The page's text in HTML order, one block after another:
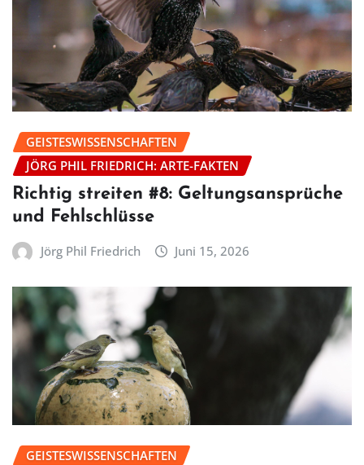
GEISTESWISSENSCHAFTEN
JÖRG PHIL FRIEDRICH: ARTE-FAKTEN
Richtig streiten #8: Geltungsansprüche
und Fehlschlüsse
Jörg Phil Friedrich Juni 15, 2026
GEISTESWISSENSCHAFTEN